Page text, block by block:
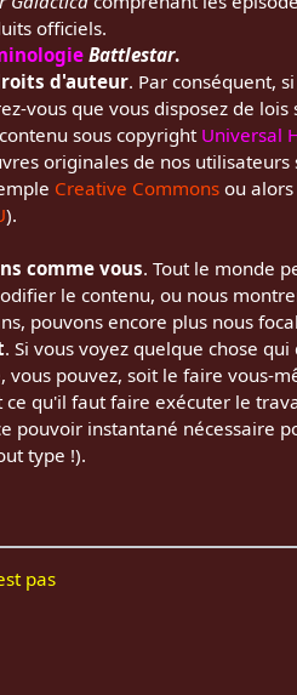
officiels.
Battlestar.
d'auteur. Par conséquent,
vous que vous disposez de lois
sous copyright Universal
originales de nos utilisateurs
Creative Commonsou alors
).
comme vous. Tout le monde
le contenu, ou nous
pouvons encore plus nous
. Si vous voyez quelque chose
pouvez, soit le faire vous-
qu'il faut faire exécuter le
pouvoir instantané nécessaire
type !).
pas